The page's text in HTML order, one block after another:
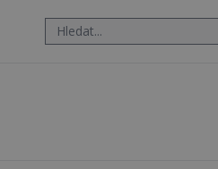
látka neznámého původu.